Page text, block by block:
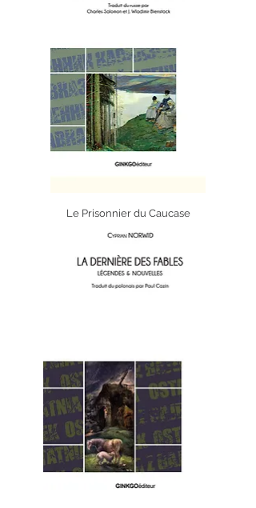
Le Prisonnier du Caucase